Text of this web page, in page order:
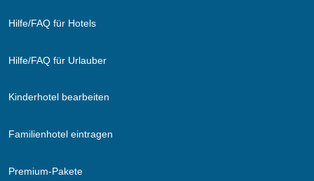
Hilfe/FAQ für Hotels
Hilfe/FAQ für Urlauber
Kinderhotel bearbeiten
Familienhotel eintragen
Premium-Pakete